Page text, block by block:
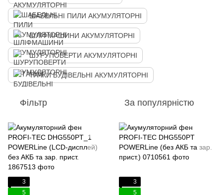
ШАБЕЛЬНІ ПИЛИ АКУМУЛЯТОРНІ
ШЛІФМАШИНИ АКУМУЛЯТОРНІ
ШУРУПОВЕРТИ АКУМУЛЯТОРНІ
ТАЧКИ БУДІВЕЛЬНІ АКУМУЛЯТОРНІ
Фільтр За популярністю
3
5
3
5